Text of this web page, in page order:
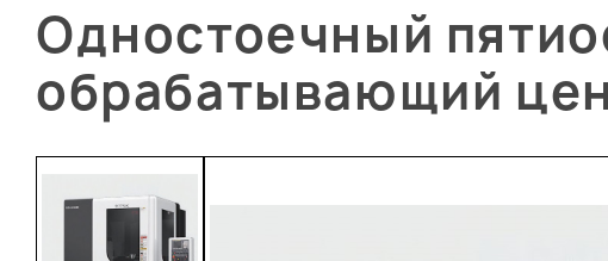
Одностоечный
обрабатывающий